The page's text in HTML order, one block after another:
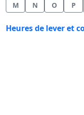
M
N O P
Heures de lever et